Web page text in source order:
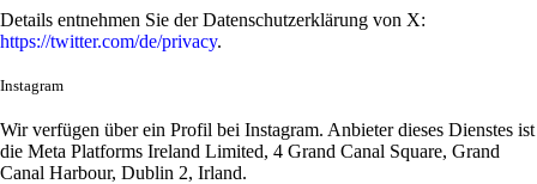
Details entnehmen Sie der Datenschutzerklärung von X:
https://twitter.com/de/privacy.
Instagram
Wir verfügen über ein Profil bei Instagram. Anbieter dieses Dienstes ist
die Meta Platforms Ireland Limited, 4 Grand Canal Square, Grand
Canal Harbour, Dublin 2, Irland.